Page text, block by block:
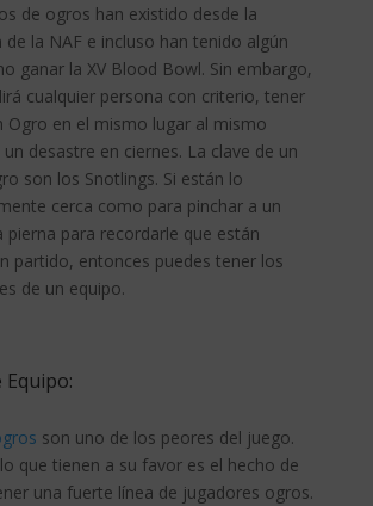
de ogros han existido desde la
la NAF e incluso han tenido algún
ganar la XV Blood Bowl. Sin embargo,
cualquier persona con criterio, tener
Ogro en el mismo lugar al mismo
desastre en ciernes. La clave de un
son los Snotlings. Si están lo
cerca como para pinchar a un
pierna para recordarle que están
partido, entonces puedes tener los
de un equipo.
Equipo:
son uno de los peores del juego.
que tienen a su favor es el hecho de
una fuerte línea de jugadores ogros.